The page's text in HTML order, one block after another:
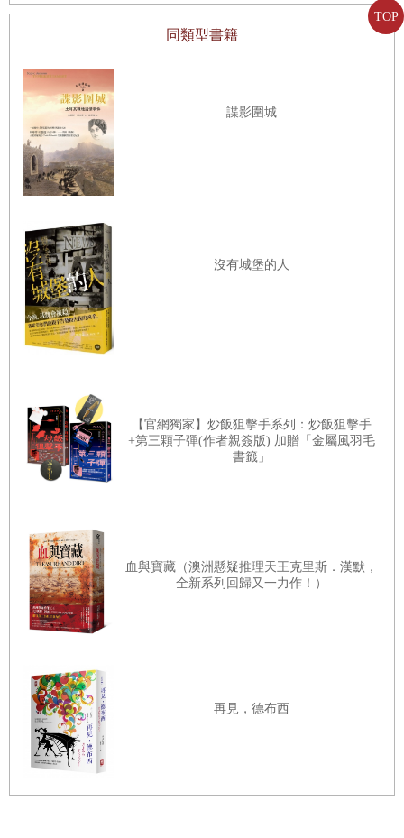
TOP
至於自己的價錢，可以任意定價。管它賣得出去還是賣不出去。如果
你也是東京的女人，請讓那些沒有魄力的男人見識一下你的膽量。
□
原本以為梅雨季節快要過去了，結果這兩天推崇環保生活的東京每一
處都像是炎熱地獄。我不喜歡吹空調，所以即使最熱的時候也開著窗
我家位於池袋車站前，西一番街的正中央，整個好像被掩埋在鋼筋混
凝土製成的保溫材料中，非常熱。水果店的二樓是我的四張半榻榻米
大的房間，睡在上面就像是睡在烤乳酪吐司的烤箱中一樣，上下左右
一整晚都在滋滋作響地烘烤著。
在酷熱難忍的夏夜，我悄悄地徘徊在池袋的街頭。外面的空氣稍微涼
究是池袋，走一圈下來，你會發現冒出了許多奇怪的店鋪。最近增加
最快的是中國系的店鋪，隨處可見中華料理店、中國土特產店、網
咖、中文版的DVD商店等。這也是因北京奧運會而產生的特殊需求
口五差路，經過池袋員警署前面的道路（不自覺地小幅度地彎下
腰），來到南池袋的住宅街。晚上的道路上基本沒有行人。CD隨身聽
中播放著事先選好的華格納的序曲集（現在還不習慣用iPod）。輕撫
肌膚的夜風和流入耳朵的旋律融合交織，感覺彷彿任意徜徉在管弦樂
住在東京的人應該知道吧，其實池袋和目白的街道有一百八十度的不
同。目白有高級住宅區，基督教的教會也很多，還有無數樹齡過百的
古樹，而這些池袋都沒有。我以前去輕井澤玩過，當時感到那裡和目
白通的氛圍很像。說不出具體的原因，但我總覺得有錢人都會聚集在
有相似感覺的街道上，過著相似的生活。像我這類人卻覺得那種整齊
| 同類型書籍 |
諜影圍城
沒有城堡的人
【官網獨家】炒飯狙擊手系列：炒飯狙擊手
+第三顆子彈(作者親簽版) 加贈「金屬風羽毛
書籤」
血與寶藏（澳洲懸疑推理天王克里斯．漢默，
全新系列回歸又一力作！）
再見，德布西